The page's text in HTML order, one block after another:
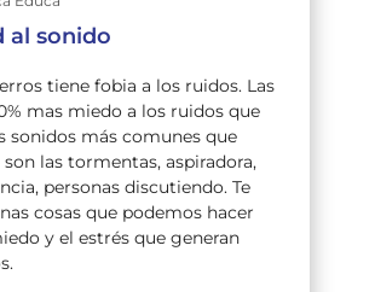
al sonido
tiene fobia a los ruidos. Las
mas miedo a los ruidos que
sonidos más comunes que
las tormentas, aspiradora,
personas discutiendo. Te
cosas que podemos hacer
y el estrés que generan